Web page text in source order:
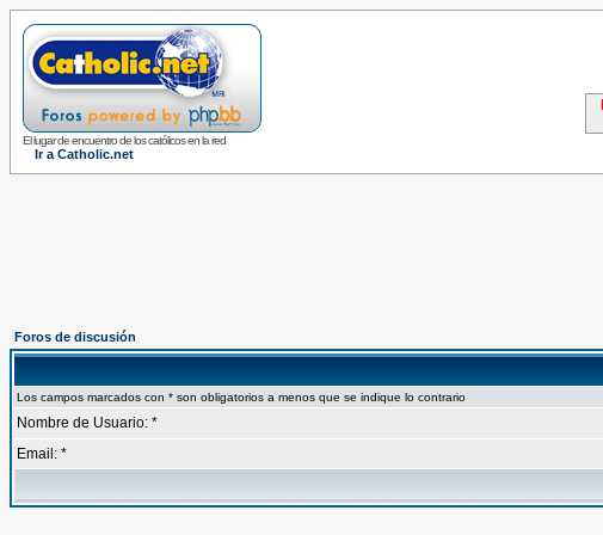
El lugar de encuentro de los católicos en la red
Ir a Catholic.net
Foros de discusión
Los campos marcados con * son obligatorios a menos que se indique lo contrario
Nombre de Usuario: *
Email: *